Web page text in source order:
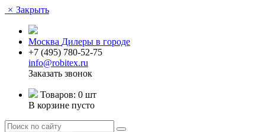
× Закрыть
Москва Дилеры в городе
+7 (495) 780-52-75
info@robitex.ru
Заказать звонок
Товаров: 0 шт
В корзине пусто